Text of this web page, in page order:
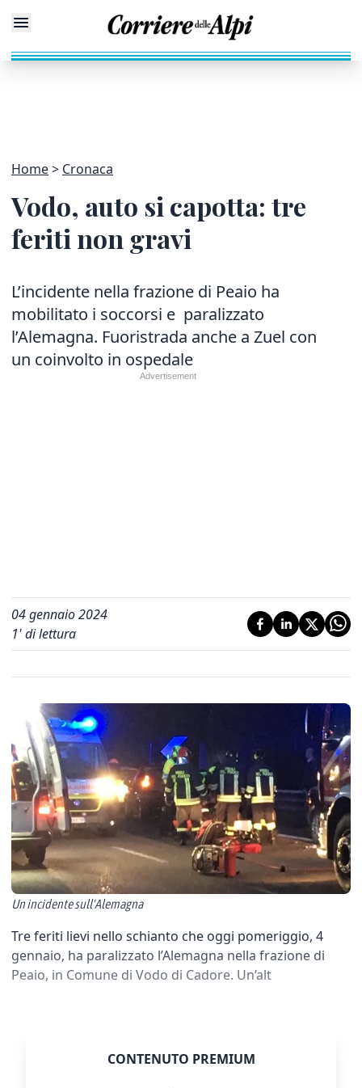
Home Cronaca
Vodo, auto si capotta: tre
feriti non gravi
L’incidente nella frazione di Peaio ha
mobilitato i soccorsi e paralizzato
l’Alemagna. Fuoristrada anche a Zuel con
un coinvolto in ospedale
04 gennaio 2024
1' di lettura
Un incidente sull'Alemagna
Tre feriti lievi nello schianto che oggi pomeriggio, 4
gennaio, ha paralizzato l’Alemagna nella frazione di
Peaio, in Comune di Vodo di Cadore. Un’alt
CONTENUTO PREMIUM